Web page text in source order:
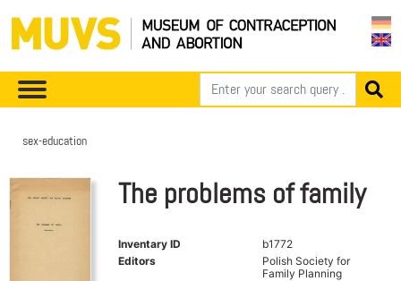
sex-education
The problems of family
Inventary ID
b1772
Editors
Polish Society for
Family Planning